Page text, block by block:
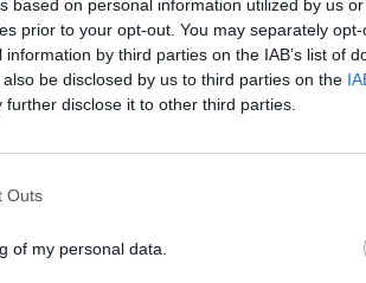
based on personal information utilized by us
prior to your opt-out. You may separately
by third parties on the IAB’s list of
be disclosed by us to third parties on the
further disclose it to other third parties.
Outs
of my personal data.